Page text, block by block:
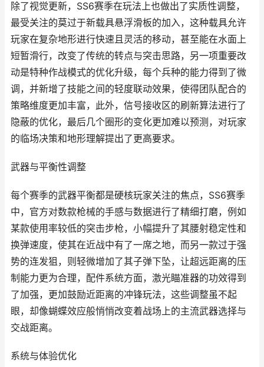
除了视觉更新，SS6赛季在玩法上也做出了实质性调整，
最受关注的莫过于新载具悬浮滑板的加入，这种载具允许
玩家在复杂地形进行快速且灵活的移动，甚至能在水面上
短暂滑行，改变了传统的转点与突击思路，另一项重要改
动是特种作战模式的优化升级，每个兵种的能力得到了微
调，并新增了技能之间的轻度联动效果，使得团队配合的
策略维度更加丰富，此外，信号接收区的刷新算法进行了
隐蔽的优化，最后几个圈形的变化更加难以预测，对玩家
的临场决策和地形理解提出了更高要求。
武器与平衡性调整
每个赛季的武器平衡都是硬核玩家关注的焦点，SS6赛季
中，官方对数款枪械的手感与数据进行了精细打磨，例如
某款使用率较低的突击步枪，小幅提升了其腰射稳定性和
换弹速度，使其在近战中有了一席之地，而另一款过于强
势的连发狙，则轻微增加了其子弹下坠，让超远距离的压
制能力更为合理，配件系统方面，激光瞄准器的功效得到
了加强，更加鼓励近距离的冲锋玩法，这些调整虽不起
眼，却像蝴蝶效应般悄悄改变着战场上的主流武器选择与
交战距离。
系统与体验优化